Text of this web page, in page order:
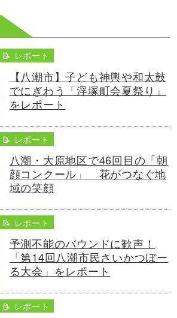
📝 レポート
【八潮市】子ども神輿や和太鼓
でにぎわう「浮塚町会夏祭り」
をレポート
📝 レポート
八潮・大原地区で46回目の「朝
顔コンクール」 花がつなぐ地
域の笑顔
📝 レポート
予測不能のバウンドに歓声！
「第14回八潮市民さいかつぼー
る大会」をレポート
📝 レポート